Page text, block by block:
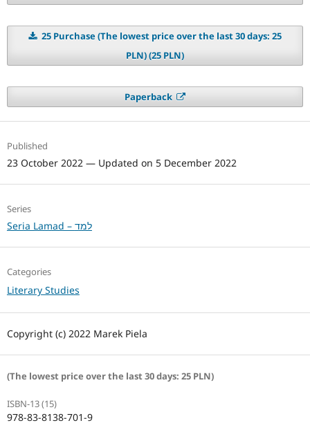
25 Purchase (The lowest price over the last 30 days: 25
PLN) (25 PLN)
Paperback
Published
23 October 2022 — Updated on 5 December 2022
Series
Seria Lamad – למד
Categories
Literary Studies
Copyright (c) 2022 Marek Piela
(The lowest price over the last 30 days: 25 PLN)
ISBN-13 (15)
978-83-8138-701-9